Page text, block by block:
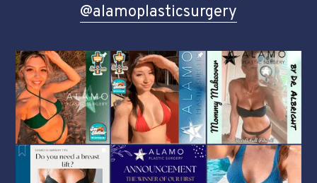
@alamoplasticsurgery